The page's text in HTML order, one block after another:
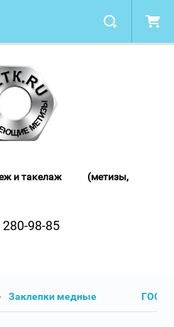
и такелаж (метизы,
280-98-85
Заклепки медные ГОСТ